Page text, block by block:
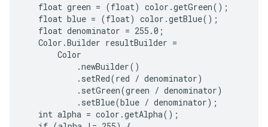
   float green = (float) color.getGreen();
   float blue = (float) color.getBlue();
   float denominator = 255.0;
   Color.Builder resultBuilder =
       Color
           .newBuilder()
           .setRed(red / denominator)
           .setGreen(green / denominator)
           .setBlue(blue / denominator);
   int alpha = color.getAlpha();